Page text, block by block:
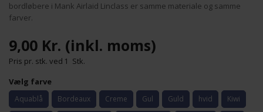
bordløbere i Mank Airlaid Linclass er samme materiale og samme
farver.
9,00 Kr. (inkl. moms)
Pris pr. stk. ved 1 Stk.
Vælg farve
Aquablå Bordeaux Creme Gul Guld hvid Kiwi